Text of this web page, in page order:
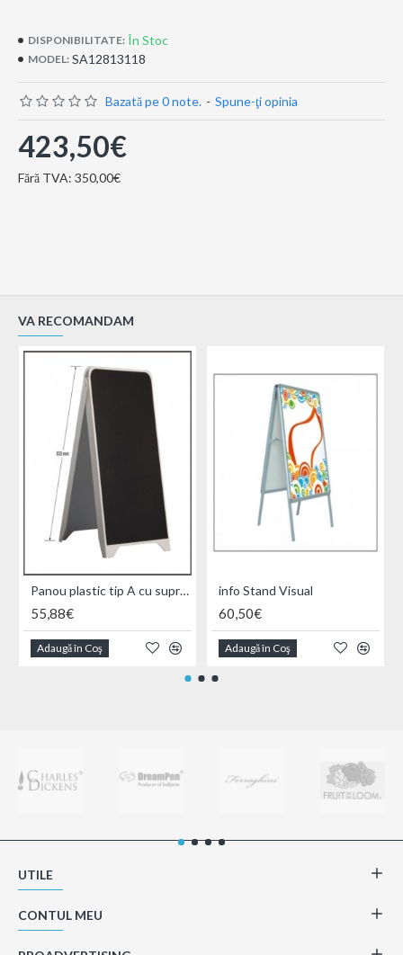
DISPONIBILITATE: În Stoc
MODEL: SA12813118
Bazată pe 0 note. - Spune-ţi opinia
423,50€
Fără TVA: 350,00€
VA RECOMANDAM
Panou plastic tip A cu suprafata neagra
55,88€
Adaugă în Coş
info Stand Visual
60,50€
Adaugă în Coş
UTILE
CONTUL MEU